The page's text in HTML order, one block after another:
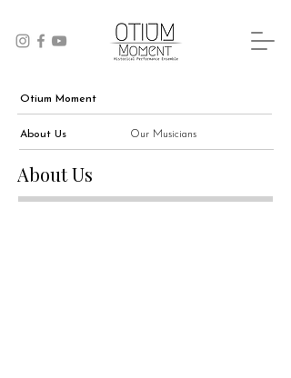
Otium Moment
About Us Our Musicians
About Us